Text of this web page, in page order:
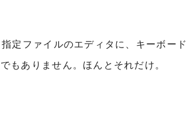
定ファイルのエディタに、キーボード
もありません。ほんとそれだけ。